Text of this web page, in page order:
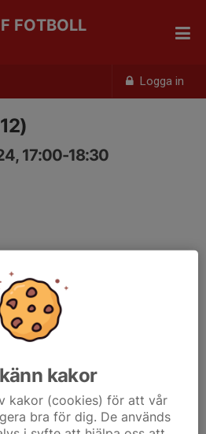
Logga in
FOTBOLL
17:00-18:30
kakor
kakor (cookies) för att vår
bra för dig. De används